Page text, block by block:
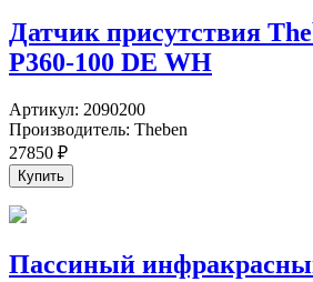
Датчик присутствия
P360-100 DE WH
Артикул: 2090200
Производитель: Theben
27850 ₽
Пассиный